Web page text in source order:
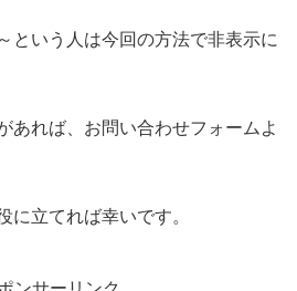
という人は今回の方法で非表示に
あれば、お問い合わせフォームよ
に立てれば幸いです。